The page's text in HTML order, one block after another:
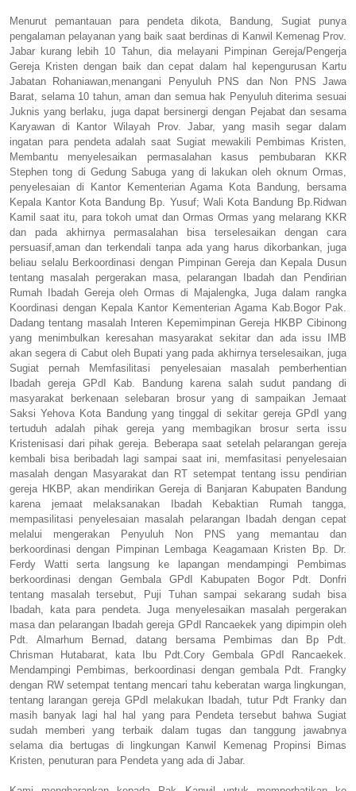
Menurut pemantauan para pendeta dikota, Bandung, Sugiat punya
pengalaman pelayanan yang baik saat berdinas di Kanwil Kemenag Prov.
Jabar kurang lebih 10 Tahun, dia melayani Pimpinan Gereja/Pengerja
Gereja Kristen dengan baik dan cepat dalam hal kepengurusan Kartu
Jabatan Rohaniawan,menangani Penyuluh PNS dan Non PNS Jawa
Barat, selama 10 tahun, aman dan semua hak Penyuluh diterima sesuai
Juknis yang berlaku, juga dapat bersinergi dengan Pejabat dan sesama
Karyawan di Kantor Wilayah Prov. Jabar, yang masih segar dalam
ingatan para pendeta adalah saat Sugiat mewakili Pembimas Kristen,
Membantu menyelesaikan permasalahan kasus pembubaran KKR
Stephen tong di Gedung Sabuga yang di lakukan oleh oknum Ormas,
penyelesaian di Kantor Kementerian Agama Kota Bandung, bersama
Kepala Kantor Kota Bandung Bp. Yusuf; Wali Kota Bandung Bp.Ridwan
Kamil saat itu, para tokoh umat dan Ormas Ormas yang melarang KKR
dan pada akhirnya permasalahan bisa terselesaikan dengan cara
persuasif,aman dan terkendali tanpa ada yang harus dikorbankan, juga
beliau selalu Berkoordinasi dengan Pimpinan Gereja dan Kepala Dusun
tentang masalah pergerakan masa, pelarangan Ibadah dan Pendirian
Rumah Ibadah Gereja oleh Ormas di Majalengka, Juga dalam rangka
Koordinasi dengan Kepala Kantor Kementerian Agama Kab.Bogor Pak.
Dadang tentang masalah Interen Kepemimpinan Gereja HKBP Cibinong
yang menimbulkan keresahan masyarakat sekitar dan ada issu IMB
akan segera di Cabut oleh Bupati yang pada akhirnya terselesaikan, juga
Sugiat pernah Memfasilitasi penyelesaian masalah pemberhentian
Ibadah gereja GPdI Kab. Bandung karena salah sudut pandang di
masyarakat berkenaan selebaran brosur yang di sampaikan Jemaat
Saksi Yehova Kota Bandung yang tinggal di sekitar gereja GPdI yang
tertuduh adalah pihak gereja yang membagikan brosur serta issu
Kristenisasi dari pihak gereja. Beberapa saat setelah pelarangan gereja
kembali bisa beribadah lagi sampai saat ini, memfasitasi penyelesaian
masalah dengan Masyarakat dan RT setempat tentang issu pendirian
gereja HKBP, akan mendirikan Gereja di Banjaran Kabupaten Bandung
karena jemaat melaksanakan Ibadah Kebaktian Rumah tangga,
mempasilitasi penyelesaian masalah pelarangan Ibadah dengan cepat
melalui mengerakan Penyuluh Non PNS yang memantau dan
berkoordinasi dengan Pimpinan Lembaga Keagamaan Kristen Bp. Dr.
Ferdy Watti serta langsung ke lapangan mendampingi Pembimas
berkoordinasi dengan Gembala GPdI Kabupaten Bogor Pdt. Donfri
tentang masalah tersebut, Puji Tuhan sampai sekarang sudah bisa
Ibadah, kata para pendeta. Juga menyelesaikan masalah pergerakan
masa dan pelarangan Ibadah gereja GPdI Rancaekek yang dipimpin oleh
Pdt. Almarhum Bernad, datang bersama Pembimas dan Bp Pdt.
Chrisman Hutabarat, kata Ibu Pdt.Cory Gembala GPdI Rancaekek.
Mendampingi Pembimas, berkoordinasi dengan gembala Pdt. Frangky
dengan RW setempat tentang mencari tahu keberatan warga lingkungan,
tentang larangan gereja GPdI melakukan Ibadah, tutur Pdt Franky dan
masih banyak lagi hal hal yang para Pendeta tersebut bahwa Sugiat
sudah memberi yang terbaik dalam tugas dan tanggung jawabnya
selama dia bertugas di lingkungan Kanwil Kemenag Propinsi Bimas
Kristen, penuturan para Pendeta yang ada di Jabar.